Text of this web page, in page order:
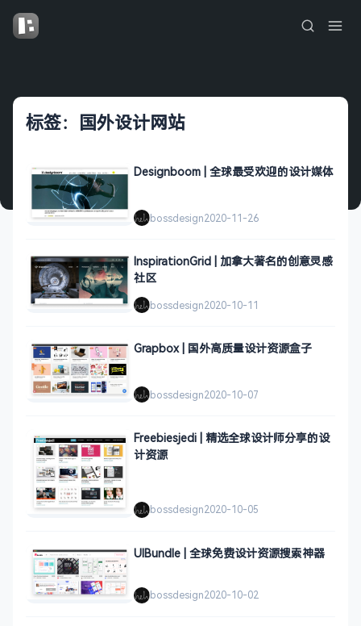
标签：国外设计网站
Designboom | 全球最受欢迎的设计媒体
bossdesign2020-11-26
InspirationGrid | 加拿大著名的创意灵感
社区
bossdesign2020-10-11
Grapbox | 国外高质量设计资源盒子
bossdesign2020-10-07
Freebiesjedi | 精选全球设计师分享的设
计资源
bossdesign2020-10-05
UIBundle | 全球免费设计资源搜索神器
bossdesign2020-10-02